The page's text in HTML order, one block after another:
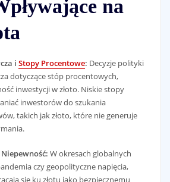
na
i Stopy Procentowe: Decyzje polityki
dotyczące stóp procentowych,
inwestycji w złoto. Niskie stopy
inwestorów do szukania
takich jak złoto, które nie generuje
W okresach globalnych
czy geopolityczne napięcia,
się ku złotu jako bezpiecznemu